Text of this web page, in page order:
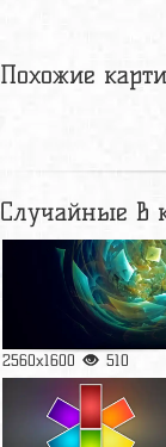
Похожие
Случайные в
2560x1600 510